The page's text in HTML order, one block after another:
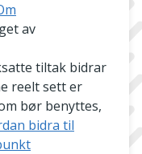
av
tiltak bidrar
reelt sett er
bør benyttes,
bidra til